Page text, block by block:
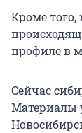
Кроме
профиле в
Сейчас
Материалы